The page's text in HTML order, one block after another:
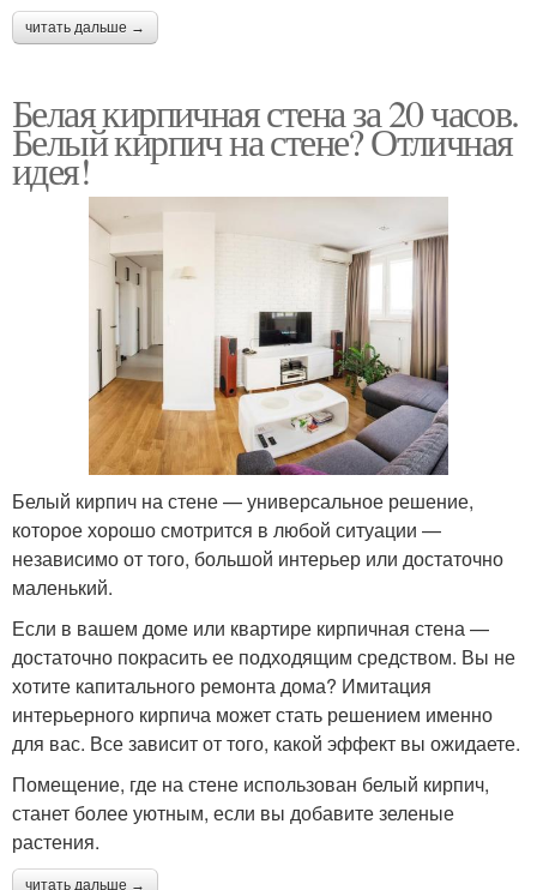
читать дальше →
Белая кирпичная стена за 20 часов.
Белый кирпич на стене? Отличная
идея!
Белый кирпич на стене — универсальное решение,
которое хорошо смотрится в любой ситуации —
независимо от того, большой интерьер или достаточно
маленький.
Если в вашем доме или квартире кирпичная стена —
достаточно покрасить ее подходящим средством. Вы не
хотите капитального ремонта дома? Имитация
интерьерного кирпича может стать решением именно
для вас. Все зависит от того, какой эффект вы ожидаете.
Помещение, где на стене использован белый кирпич,
станет более уютным, если вы добавите зеленые
растения.
читать дальше →